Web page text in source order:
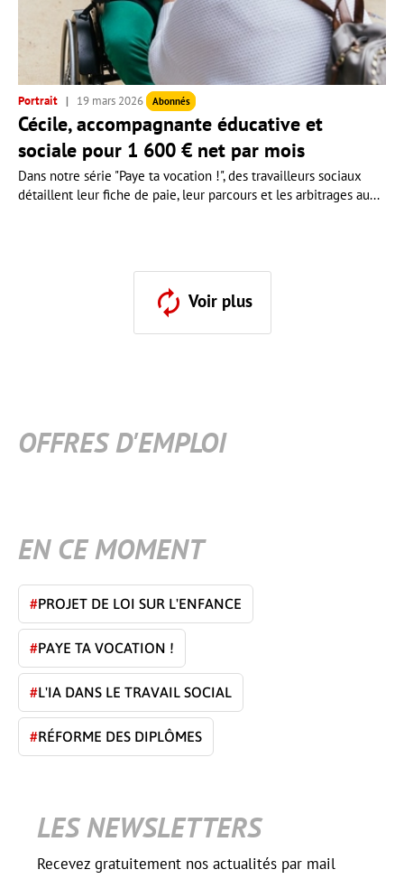
Portrait 19 mars 2026 Abonnés
Cécile, accompagnante éducative et
sociale pour 1 600 € net par mois
Dans notre série "Paye ta vocation !", des travailleurs sociaux
détaillent leur fiche de paie, leur parcours et les arbitrages au...
Voir plus
OFFRES D'EMPLOI
EN CE MOMENT
#PROJET DE LOI SUR L'ENFANCE
#PAYE TA VOCATION !
#L'IA DANS LE TRAVAIL SOCIAL
#RÉFORME DES DIPLÔMES
LES NEWSLETTERS
Recevez gratuitement nos actualités par mail